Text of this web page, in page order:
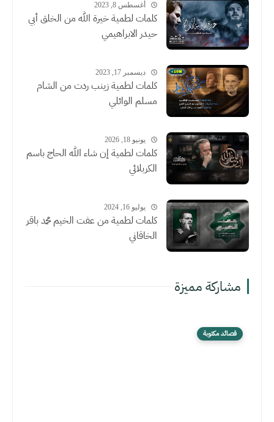
أغسطس 8, 2023
كلمات لطمية خيرة الله من الخلق أبي
حيدر الابراهيمي
ديسمبر 17, 2023
كلمات لطمية زينب ردت من الشام
مسلم الوائلي
يونيو 18, 2026
كلمات لطمية إن شاء الله الحاج باسم
الكربلائي
يوليو 16, 2024
كلمات لطمية من عفت الخيم محمد باقر
الخاقاني
مشاركة مميزة
قصائد مكتوبة